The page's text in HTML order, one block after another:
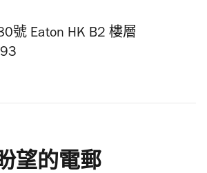
號 Eaton HK B2 樓層
望的電郵